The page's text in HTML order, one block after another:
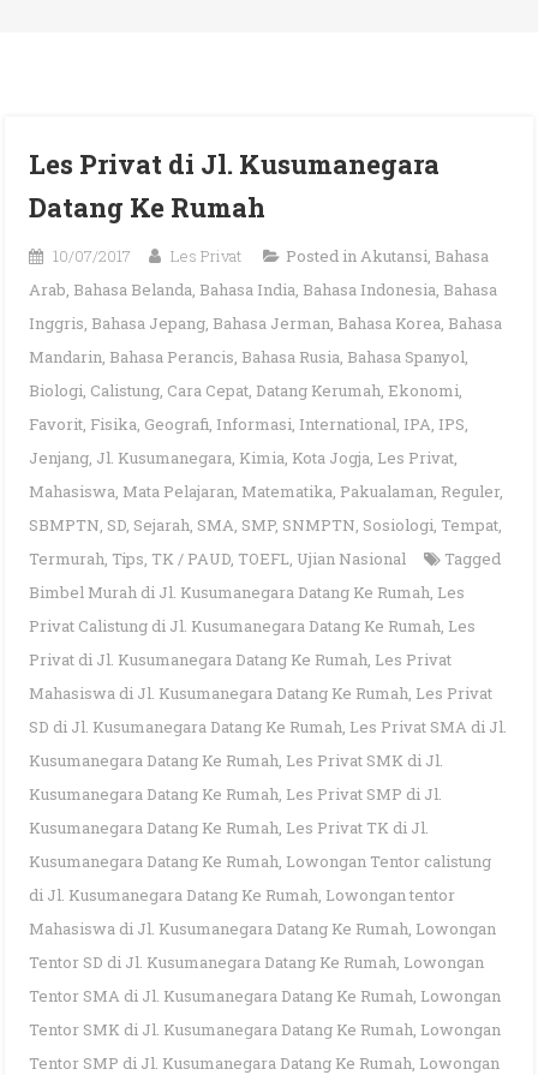
Les Privat di Jl. Kusumanegara
Datang Ke Rumah
10/07/2017 Les Privat Posted inAkutansi, Bahasa
Arab, Bahasa Belanda, Bahasa India, Bahasa Indonesia, Bahasa
Inggris, Bahasa Jepang, Bahasa Jerman, Bahasa Korea, Bahasa
Mandarin, Bahasa Perancis, Bahasa Rusia, Bahasa Spanyol,
Biologi, Calistung, Cara Cepat, Datang Kerumah, Ekonomi,
Favorit, Fisika, Geografi, Informasi, International, IPA, IPS,
Jenjang, Jl. Kusumanegara, Kimia, Kota Jogja, Les Privat,
Mahasiswa, Mata Pelajaran, Matematika, Pakualaman, Reguler,
SBMPTN, SD, Sejarah, SMA, SMP, SNMPTN, Sosiologi, Tempat,
Termurah, Tips, TK / PAUD, TOEFL, Ujian Nasional
Tagged
Bimbel Murah di Jl. Kusumanegara Datang Ke Rumah, Les
Privat Calistung di Jl. Kusumanegara Datang Ke Rumah, Les
Privat di Jl. Kusumanegara Datang Ke Rumah, Les Privat
Mahasiswa di Jl. Kusumanegara Datang Ke Rumah, Les Privat
SD di Jl. Kusumanegara Datang Ke Rumah, Les Privat SMA di Jl.
Kusumanegara Datang Ke Rumah, Les Privat SMK di Jl.
Kusumanegara Datang Ke Rumah, Les Privat SMP di Jl.
Kusumanegara Datang Ke Rumah, Les Privat TK di Jl.
Kusumanegara Datang Ke Rumah, Lowongan Tentor calistung
di Jl. Kusumanegara Datang Ke Rumah, Lowongan tentor
Mahasiswa di Jl. Kusumanegara Datang Ke Rumah, Lowongan
Tentor SD di Jl. Kusumanegara Datang Ke Rumah, Lowongan
Tentor SMA di Jl. Kusumanegara Datang Ke Rumah, Lowongan
Tentor SMK di Jl. Kusumanegara Datang Ke Rumah, Lowongan
Tentor SMP di Jl. Kusumanegara Datang Ke Rumah, Lowongan